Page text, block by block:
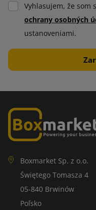
Vyhlasujem, že som
ochrany osobných
ustanoveniami.
Boxmarket Sp. z o.o.
Świętego Tomasza 4
05-840 Brwinów
Poľsko